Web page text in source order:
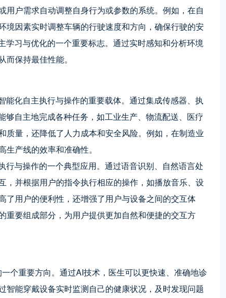
用户需求自动调整自身行为或参数的系统。例如，在自
境因素实时调整车辆的行驶速度和方向，确保行驶的安
习与优化的一个重要标志。通过实时感知和分析环境
保持最佳性能。
化自主执行与操作的重要载体。通过集成传感器、执
自主地完成各种任务，如工业生产、物流配送、医疗
质量，还降低了人力成本和安全风险。例如，在制造业
产线的效率和准确性。
与操作的一个典型应用。通过语音识别、自然语言处
，并根据用户的指令执行相应的操作，如播放音乐、设
了用户的便利性，还增强了用户与设备之间的交互体
重要组成部分，为用户提供更加自然和便捷的交互方
个重要方向。通过AI技术，医生可以更快速、准确地诊
智能穿戴设备实时监测自己的健康状况，及时发现问题